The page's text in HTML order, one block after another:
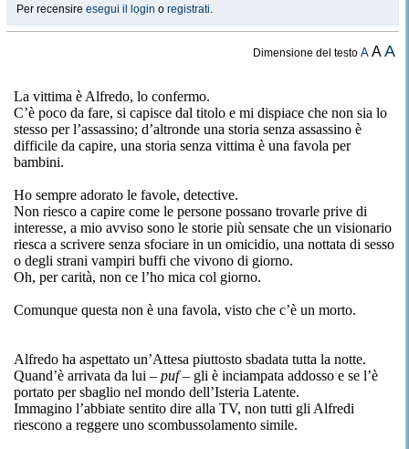
Per recensire esegui il login o registrati.
Dimensione del testoA AA
La vittima è Alfredo, lo confermo.
C’è poco da fare, si capisce dal titolo e mi dispiace che non sia lo
stesso per l’assassino; d’altronde una storia senza assassino è
difficile da capire, una storia senza vittima è una favola per
bambini.
Ho sempre adorato le favole, detective.
Non riesco a capire come le persone possano trovarle prive di
interesse, a mio avviso sono le storie più sensate che un visionario
riesca a scrivere senza sfociare in un omicidio, una nottata di sesso
o degli strani vampiri buffi che vivono di giorno.
Oh, per carità, non ce l’ho mica col giorno.
Comunque questa non è una favola, visto che c’è un morto.
Alfredo ha aspettato un’Attesa piuttosto sbadata tutta la notte.
Quand’è arrivata da lui – puf– gli è inciampata addosso e se l’è
portato per sbaglio nel mondo dell’Isteria Latente.
Immagino l’abbiate sentito dire alla TV, non tutti gli Alfredi
riescono a reggere uno scombussolamento simile.